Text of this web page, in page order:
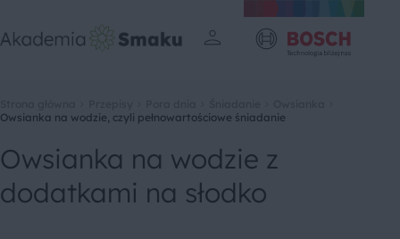
Owsianka na wodzie, czyli pełnowartościowe śniadanie
Owsianka na wodzie z
dodatkami na słodko